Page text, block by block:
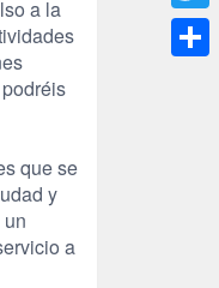
a la
que se
y
a